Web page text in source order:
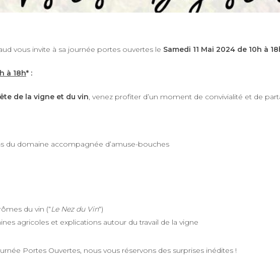
vous invite à sa journée portes ouvertes le Samedi 11 Mai 2024 de 10h à
à 18h* :
de la vigne et du vin, venez profiter d’un moment de convivialité et de
du domaine accompagnée d’amuse-bouches
du vin (“Le Nez du Vin“)
agricoles et explications autour du travail de la vigne
Portes Ouvertes, nous vous réservons des surprises inédites !